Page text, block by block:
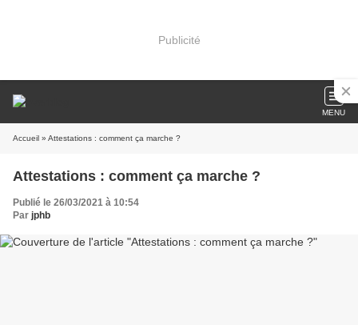
Publicité
MENU
Accueil » Attestations : comment ça marche ?
Attestations : comment ça marche ?
Publié le 26/03/2021 à 10:54
Par jphb